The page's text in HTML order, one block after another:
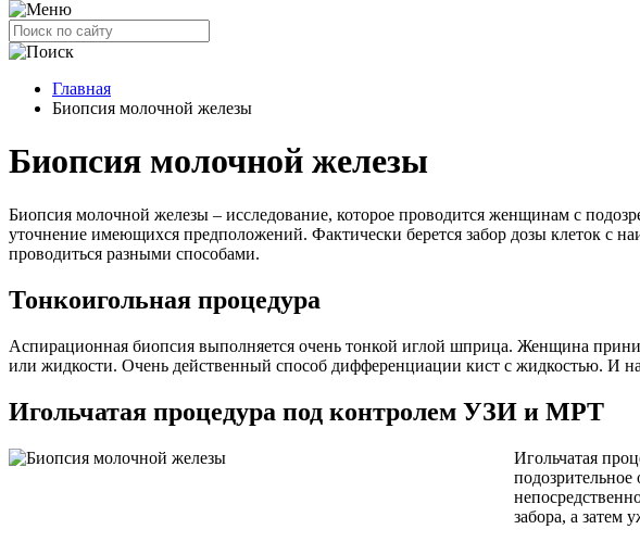
Главная
Биопсия молочной железы
Биопсия молочной железы
Биопсия молочной железы – исследование, которое проводится женщинам с
уточнение имеющихся предположений. Фактически берется забор дозы клеток с
проводиться разными способами.
Тонкоигольная процедура
Аспирационная биопсия выполняется очень тонкой иглой шприца. Женщина
или жидкости. Очень действенный способ дифференциации кист с жидкостью. И
Игольчатая процедура под контролем УЗИ и МРТ
Игольчатая
забора, а затем